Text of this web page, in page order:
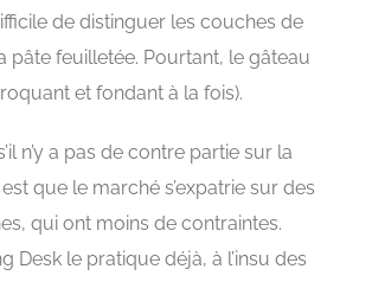
de distinguer les couches de
pâte feuilletée. Pourtant, le gâteau
et fondant à la fois).
n’y a pas de contre partie sur la
que le marché s’expatrie sur des
qui ont moins de contraintes.
Desk le pratique déjà, à l’insu des